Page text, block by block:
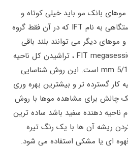
یا FUE موهای بانک مو باید خیلی کوتاه و
اصلاح شوند و یا استفاده از دستگاهی به نام IFT که در آن فقط گروه
دیگر می توانند بلند باقی
بمانند است. اولویت برای FIT megasessions ، تراشیدن کل ناحیه
دهنده ( بانک مو ) به طول mm 5/1-1 است. این روش شناسایی
کار گسترده تر و بیشترین بهره وری
چالش برای مشاهده موها با روش
ناحیه دهنده سفید باشد ساده‌‌ ترین
ریشه آن ها با یک رنگ تیره
ای یا مشکی استفاده می شود.